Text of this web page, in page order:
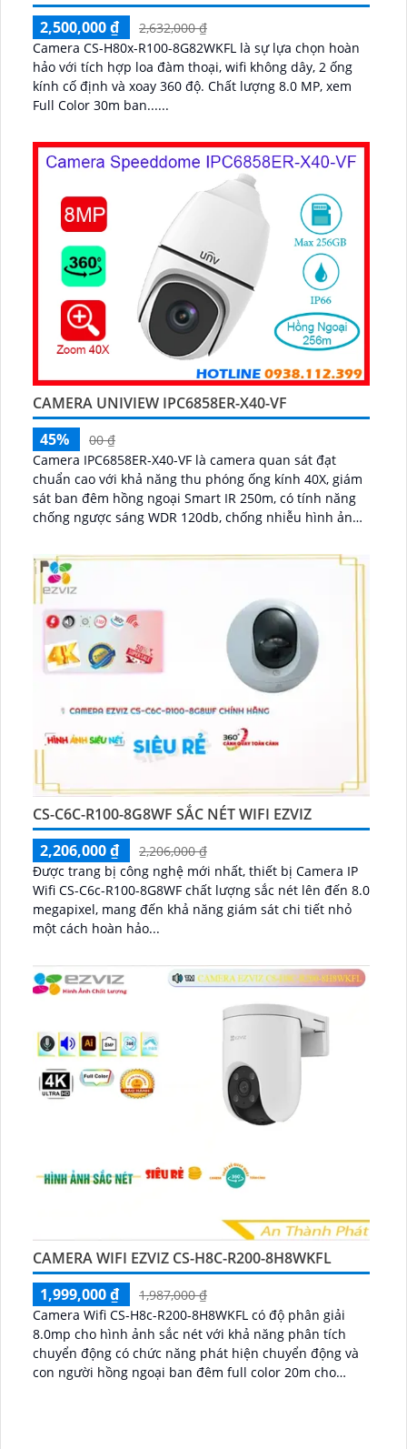
2,500,000 ₫
2,632,000 ₫
Camera CS-H80x-R100-8G82WKFL là sự lựa chọn hoàn
hảo với tích hợp loa đàm thoại, wifi không dây, 2 ống
kính cố định và xoay 360 độ. Chất lượng 8.0 MP, xem
Full Color 30m ban......
CAMERA UNIVIEW IPC6858ER-X40-VF
45%
00 ₫
Camera IPC6858ER-X40-VF là camera quan sát đạt
chuẩn cao với khả năng thu phóng ống kính 40X, giám
sát ban đêm hồng ngoại Smart IR 250m, có tính năng
chống ngược sáng WDR 120db, chống nhiễu hình ảnh,
trời chống nước IP 66...
CS-C6C-R100-8G8WF SẮC NÉT WIFI EZVIZ
2,206,000 ₫
2,206,000 ₫
Được trang bị công nghệ mới nhất, thiết bị Camera IP
Wifi CS-C6c-R100-8G8WF chất lượng sắc nét lên đến 8.0
megapixel, mang đến khả năng giám sát chi tiết nhỏ
một cách hoàn hảo...
CAMERA WIFI EZVIZ CS-H8C-R200-8H8WKFL
1,999,000 ₫
1,987,000 ₫
Camera Wifi CS-H8c-R200-8H8WKFL có độ phân giải
8.0mp cho hình ảnh sắc nét với khả năng phân tích
chuyển động có chức năng phát hiện chuyển động và
con người hồng ngoại ban đêm full color 20m cho